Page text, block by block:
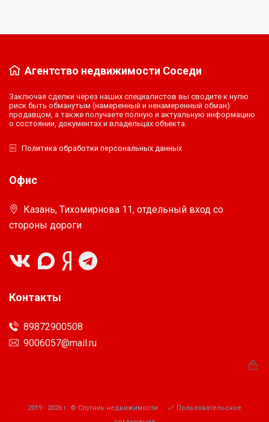
Агентство недвижимости Соседи
Заключая сделки через наших специалистов вы сводите к нулю
риск быть обманутым (намеренный и ненамеренный обман)
продавцом, а также получаете полную и актуальную информацию
о состоянии, документах и владельцах объекта.
Политика обработки персональных данных
Офис
Казань, Тихомирнова 11, отдельный вход со
стороны дороги
Контакты
89872900508
9006057@mail.ru
2019 - 2026 г. © Спутник недвижимости
Пользовательское